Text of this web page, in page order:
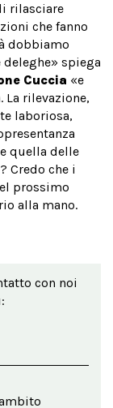
rilasciare
che fanno
dobbiamo
spiega
Cuccia «e
La rilevazione,
laboriosa,
quella delle
Credo che i
prossimo
alla mano.
con noi